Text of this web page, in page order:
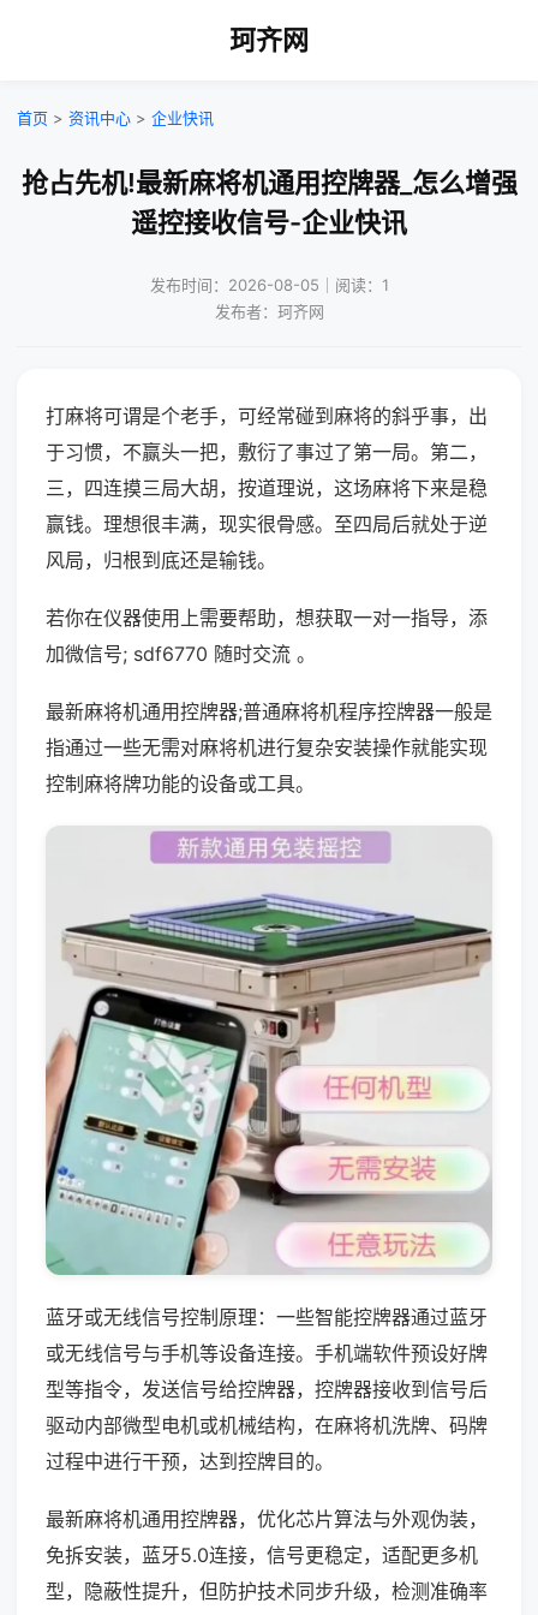
珂齐网
首页 > 资讯中心 > 企业快讯
抢占先机!最新麻将机通用控牌器_怎么增强
遥控接收信号-企业快讯
发布时间：2026-08-05｜阅读：1
发布者：珂齐网
打麻将可谓是个老手，可经常碰到麻将的斜乎事，出
于习惯，不赢头一把，敷衍了事过了第一局。第二，
三，四连摸三局大胡，按道理说，这场麻将下来是稳
赢钱。理想很丰满，现实很骨感。至四局后就处于逆
风局，归根到底还是输钱。
若你在仪器使用上需要帮助，想获取一对一指导，添
加微信号; sdf6770 随时交流 。
最新麻将机通用控牌器;普通麻将机程序控牌器一般是
指通过一些无需对麻将机进行复杂安装操作就能实现
控制麻将牌功能的设备或工具。
蓝牙或无线信号控制原理：一些智能控牌器通过蓝牙
或无线信号与手机等设备连接。手机端软件预设好牌
型等指令，发送信号给控牌器，控牌器接收到信号后
驱动内部微型电机或机械结构，在麻将机洗牌、码牌
过程中进行干预，达到控牌目的。
最新麻将机通用控牌器，优化芯片算法与外观伪装，
免拆安装，蓝牙5.0连接，信号更稳定，适配更多机
型，隐蔽性提升，但防护技术同步升级，检测准确率